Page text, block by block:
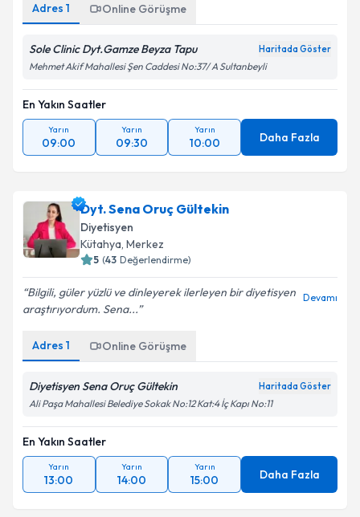
Adres 1 Online Görüşme
Sole Clinic Dyt.Gamze Beyza Tapu Haritada Göster
Mehmet Akif Mahallesi Şen Caddesi No:37/ A Sultanbeyli
En Yakın Saatler
Yarın
09:00
Yarın
09:30
Yarın
10:00 Daha Fazla
Dyt. Sena Oruç Gültekin
Diyetisyen
Kütahya, Merkez
5 (43 Değerlendirme)
Bilgili, güler yüzlü ve dinleyerek ilerleyen bir diyetisyen
araştırıyordum. Sena...
Devamı
Adres 1 Online Görüşme
Diyetisyen Sena Oruç Gültekin Haritada Göster
Ali Paşa Mahallesi Belediye Sokak No:12 Kat:4 İç Kapı No:11
En Yakın Saatler
Yarın
13:00
Yarın
14:00
Yarın
15:00 Daha Fazla